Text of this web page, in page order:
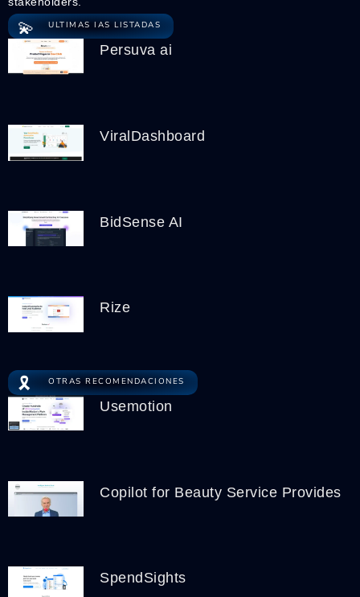
💫 ULTIMAS IAS LISTADAS
Persuva ai
ViralDashboard
BidSense AI
Rize
🎗️ OTRAS RECOMENDACIONES
Usemotion
Copilot for Beauty Service Provides
SpendSights